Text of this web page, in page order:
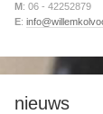
M: 06 - 42252879
E:
nieuws